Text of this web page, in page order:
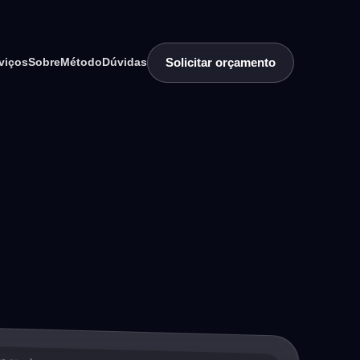
SobreMétodoDúvidas Solicitar orçamento